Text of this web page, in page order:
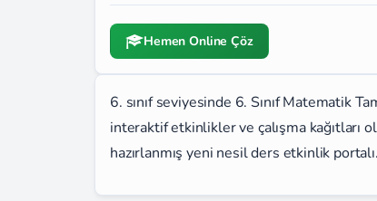
Hemen Online Çöz
6. sınıf seviyesinde 6. Sınıf Matematik
interaktif etkinlikler ve çalışma kağıtları
hazırlanmış yeni nesil ders etkinlik portalı.